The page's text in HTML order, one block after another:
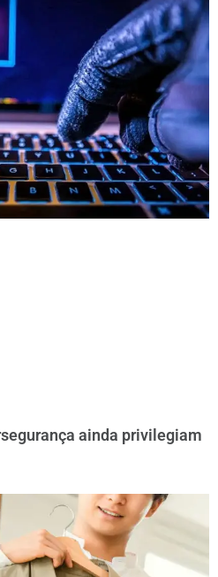
ainda privilegiam